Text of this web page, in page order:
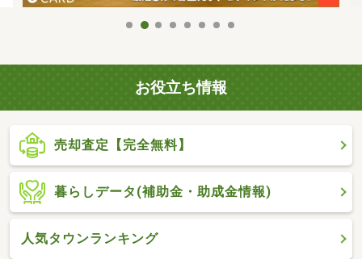
お役立ち情報
売却査定【完全無料】
暮らしデータ(補助金・助成金情報)
人気タウンランキング